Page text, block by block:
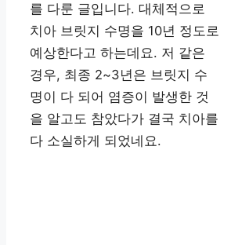
를 다룬 글입니다. 대체적으로
치아 브릿지 수명을 10년 정도로
예상한다고 하는데요. 저 같은
경우, 최종 2~3년은 브릿지 수
명이 다 되어 염증이 발생한 것
을 알고도 참았다가 결국 치아를
다 소실하게 되었네요.